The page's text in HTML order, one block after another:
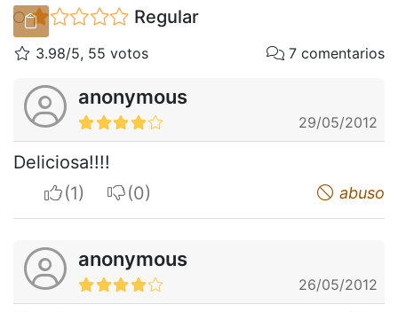
Regular
3.98/5, 55 votos 7 comentarios
anonymous
29/05/2012
Deliciosa!!!!
I apreciateI do not appreciate abuso
anonymous
26/05/2012